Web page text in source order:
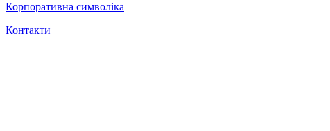
Корпоративна символіка
Контакти